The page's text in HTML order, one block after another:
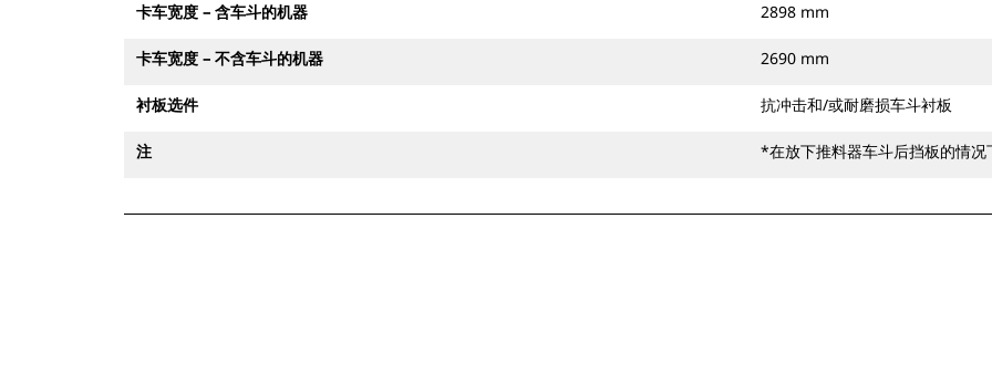
卡车宽度 – 含车斗的机器 2898 mm
卡车宽度 – 不含车斗的机器 2690 mm
衬板选件 抗冲击和/或耐磨损车斗衬板
注 *在放下推料器车斗后挡板的情况